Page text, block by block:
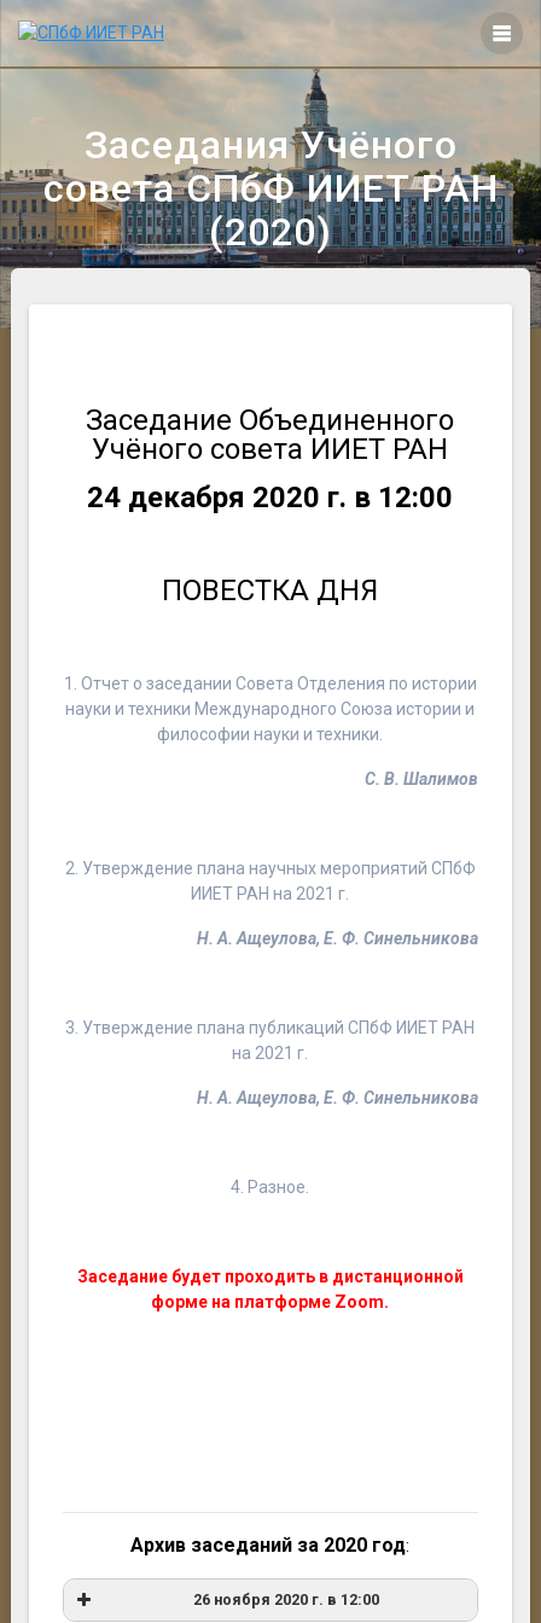
контенту
Заседания Учёного
совета СПбФ ИИЕТ РАН
(2020)
Заседание Объединенного
Учёного совета ИИЕТ РАН
24 декабря 2020 г. в 12:00
ПОВЕСТКА ДНЯ
1. Отчет о заседании Совета Отделения по истории
науки и техники Международного Союза истории и
философии науки и техники.
С. В. Шалимов
2. Утверждение плана научных мероприятий СПбФ
ИИЕТ РАН на 2021 г.
Н. А. Ащеулова, Е. Ф. Синельникова
3. Утверждение плана публикаций СПбФ ИИЕТ РАН
на 2021 г.
Н. А. Ащеулова, Е. Ф. Синельникова
4. Разное.
Заседание будет проходить в дистанционной
форме на платформе Zoom.
Архив заседаний за 2020 год:
26 ноября 2020 г. в 12:00